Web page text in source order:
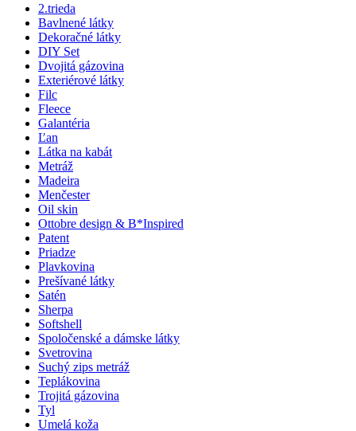
2.trieda
Bavlnené látky
Dekoračné látky
DIY Set
Dvojitá gázovina
Exteriérové látky
Filc
Fleece
Galantéria
Ľan
Látka na kabát
Metráž
Madeira
Menčester
Oil skin
Ottobre design & B*Inspired
Patent
Priadze
Plavkovina
Prešívané látky
Satén
Sherpa
Softshell
Spoločenské a dámske látky
Svetrovina
Suchý zips metráž
Teplákovina
Trojitá gázovina
Tyl
Umelá koža